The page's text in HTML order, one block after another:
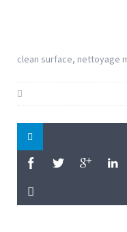
clean surface, nettoyage